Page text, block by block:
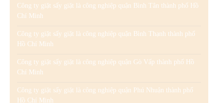
Công ty giặt sấy giặt là công nghiệp quận Bình Tân thành phố Hồ
Chí Minh
Công ty giặt sấy giặt là công nghiệp quận Bình Thạnh thành phố
Hồ Chí Minh
Công ty giặt sấy giặt là công nghiệp quận Gò Vấp thành phố Hồ
Chí Minh
Công ty giặt sấy giặt là công nghiệp quận Phú Nhuận thành phố
Hồ Chí Minh